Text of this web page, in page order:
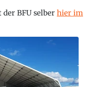
der BFU selber hier im